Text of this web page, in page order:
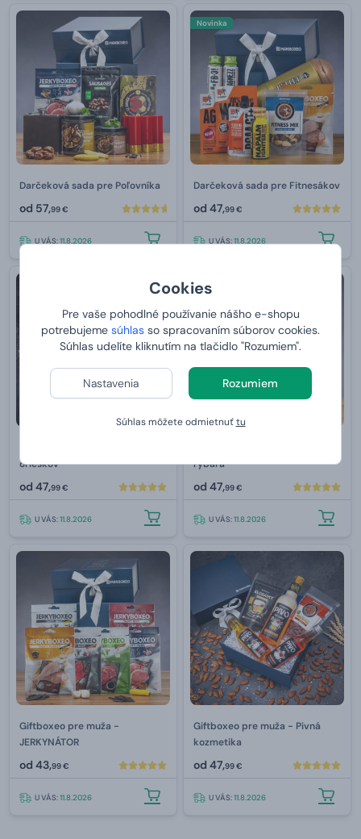
Cookies
Pre vaše pohodlné používanie nášho e-shopu
potrebujeme súhlas so spracovaním súborov cookies.
Súhlas udelíte kliknutím na tlačidlo "Rozumiem".
Nastavenia Rozumiem
Súhlas môžete odmietnuťtu
Darčeková sada pre Poľovníka
od 57,99 €
U VÁS:11.8.2026
Novinka
Darčeková sada pre Fitnesákov
od 47,99 €
U VÁS:11.8.2026
orieškov
od 47,99 €
U VÁS:11.8.2026
rybára
od 47,99 €
U VÁS:11.8.2026
Giftboxeo pre muža -
JERKYNÁTOR
od 43,99 €
U VÁS:11.8.2026
Giftboxeo pre muža - Pivná
kozmetika
od 47,99 €
U VÁS:11.8.2026